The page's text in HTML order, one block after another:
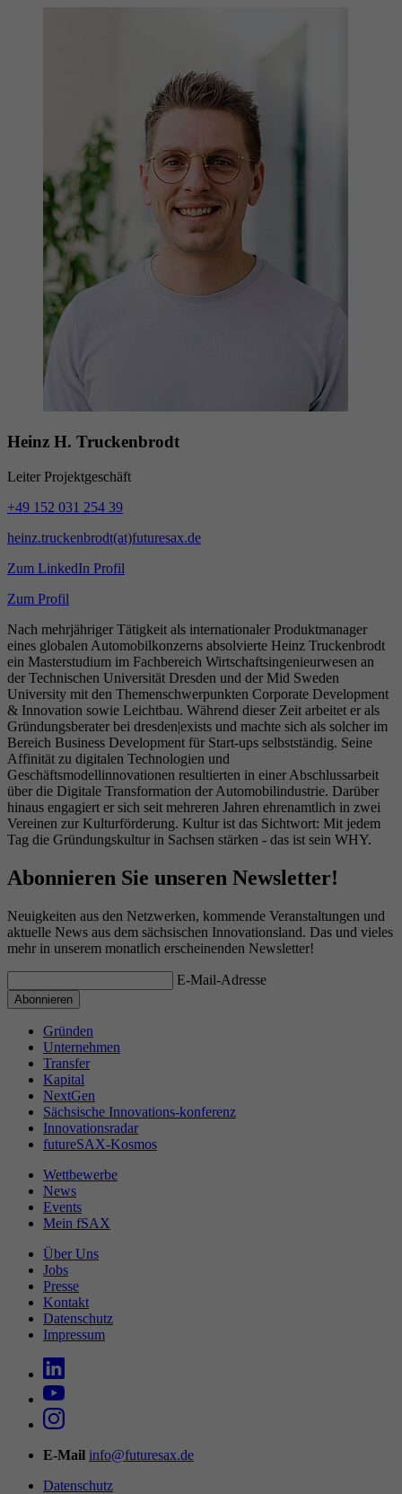
Heinz H. Truckenbrodt
Leiter Projektgeschäft
+49 152 031 254 39
heinz.truckenbrodt(at)futuresax.de
Zum LinkedIn Profil
Zum Profil
Nach mehrjähriger Tätigkeit als internationaler Produktmanager
eines globalen Automobilkonzerns absolvierte Heinz Truckenbrodt
ein Masterstudium im Fachbereich Wirtschaftsingenieurwesen an
der Technischen Universität Dresden und der Mid Sweden
University mit den Themenschwerpunkten Corporate Development
& Innovation sowie Leichtbau. Während dieser Zeit arbeitet er als
Gründungsberater bei dresden|exists und machte sich als solcher im
Bereich Business Development für Start-ups selbstständig. Seine
Affinität zu digitalen Technologien und
Geschäftsmodellinnovationen resultierten in einer Abschlussarbeit
über die Digitale Transformation der Automobilindustrie. Darüber
hinaus engagiert er sich seit mehreren Jahren ehrenamtlich in zwei
Vereinen zur Kulturförderung. Kultur ist das Sichtwort: Mit jedem
Tag die Gründungskultur in Sachsen stärken - das ist sein WHY.
Abonnieren Sie unseren Newsletter!
Neuigkeiten aus den Netzwerken, kommende Veranstaltungen und
aktuelle News aus dem sächsischen Innovationsland. Das und vieles
mehr in unserem monatlich erscheinenden Newsletter!
E-Mail-Adresse
Gründen
Unternehmen
Transfer
Kapital
NextGen
Sächsische Innovations-konferenz
Innovationsradar
futureSAX-Kosmos
Wettbewerbe
News
Events
Mein fSAX
Über Uns
Jobs
Presse
Kontakt
Datenschutz
Impressum
E-Mail info@futuresax.de
Datenschutz